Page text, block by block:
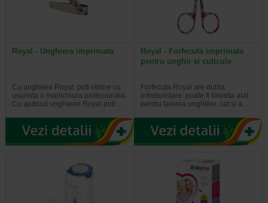
Royal - Unghiera imprimata
Cu unghiera Royal, poti obtine cu
usurinta o manichiura profesionala.
Cu ajutorul unghierei Royal poti…
Royal - Forfecuta imprimata
pentru unghii si cuticule
Forfecuta Royal are dubla
intrebuintare: poate fi folosita atat
pentru taierea unghiilor, cat si a…